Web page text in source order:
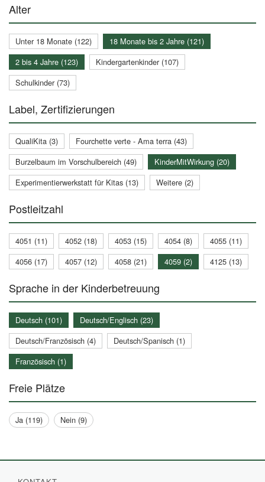
Alter
Unter 18 Monate (122)
18 Monate bis 2 Jahre (121)
2 bis 4 Jahre (123)
Kindergartenkinder (107)
Schulkinder (73)
Label, Zertifizierungen
QualiKita (3)
Fourchette verte - Ama terra (43)
Burzelbaum im Vorschulbereich (49)
KinderMitWirkung (20)
Experimentierwerkstatt für Kitas (13)
Weitere (2)
Postleitzahl
4051 (11) 4052 (18) 4053 (15) 4054 (8)
4055 (11)
4056 (17)
4057 (12) 4058 (21) 4059 (2) 4125 (13)
Sprache in der Kinderbetreuung
Deutsch (101)
Deutsch/Englisch (23)
Deutsch/Französisch (4)
Deutsch/Spanisch (1)
Französisch (1)
Freie Plätze
Ja (119) Nein (9)